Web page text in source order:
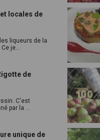
locales de
liqueurs de la
je...
de
C'est
par la ...
unique de